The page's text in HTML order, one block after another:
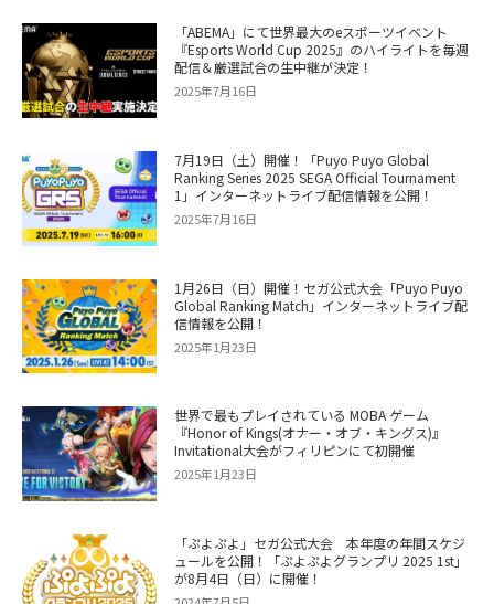
「ABEMA」にて世界最大のeスポーツイベント
『Esports World Cup 2025』のハイライトを毎週
配信＆厳選試合の生中継が決定！
2025年7月16日
7月19日（土）開催！「Puyo Puyo Global
Ranking Series 2025 SEGA Official Tournament
1」インターネットライブ配信情報を公開！
2025年7月16日
1月26日（日）開催！セガ公式大会「Puyo Puyo
Global Ranking Match」インターネットライブ配
信情報を公開！
2025年1月23日
世界で最もプレイされている MOBA ゲーム
『Honor of Kings(オナー・オブ・キングス)』
Invitational大会がフィリピンにて初開催
2025年1月23日
「ぷよぷよ」セガ公式大会 本年度の年間スケジ
ュールを公開！「ぷよぷよグランプリ 2025 1st」
が8月4日（日）に開催！